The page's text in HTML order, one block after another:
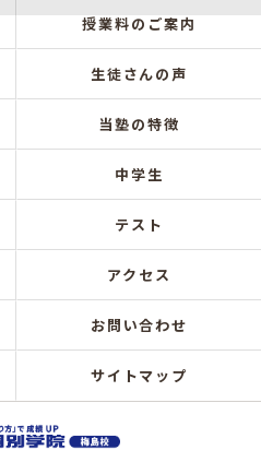
授業料のご案内
生徒さんの声
当塾の特徴
中学生
テスト
アクセス
お問い合わせ
サイトマップ